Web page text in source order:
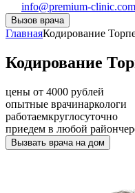
info@premium-clinic.com
Вызов врача
ГлавнаяКодирование
Кодирование
цены от 4000 рублей
опытные врачинаркологи
работаемкруглосуточно
приедем в любой район
Вызвать врача на дом